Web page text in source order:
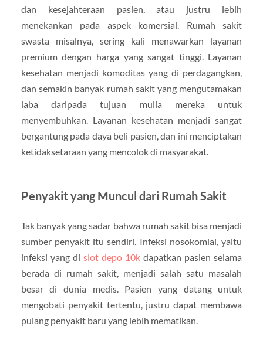
dan kesejahteraan pasien, atau justru lebih
menekankan pada aspek komersial. Rumah sakit
swasta misalnya, sering kali menawarkan layanan
premium dengan harga yang sangat tinggi. Layanan
kesehatan menjadi komoditas yang di perdagangkan,
dan semakin banyak rumah sakit yang mengutamakan
laba daripada tujuan mulia mereka untuk
menyembuhkan. Layanan kesehatan menjadi sangat
bergantung pada daya beli pasien, dan ini menciptakan
ketidaksetaraan yang mencolok di masyarakat.
Penyakit yang Muncul dari Rumah Sakit
Tak banyak yang sadar bahwa rumah sakit bisa menjadi
sumber penyakit itu sendiri. Infeksi nosokomial, yaitu
infeksi yang di slot depo 10k dapatkan pasien selama
berada di rumah sakit, menjadi salah satu masalah
besar di dunia medis. Pasien yang datang untuk
mengobati penyakit tertentu, justru dapat membawa
pulang penyakit baru yang lebih mematikan.